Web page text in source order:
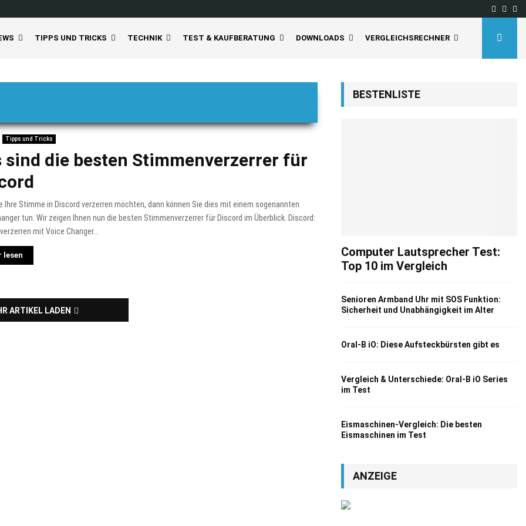
TIPPS UND TRICKS TECHNIK TEST & KAUFBERATUNG DOWNLOADS VERGLEICHSRECHNER
Tipps und Tricks
sind die besten Stimmenverzerrer für
Ihre Stimme in Discord verzerren möchten, dann können Sie dies mit einem sogenannten
tun. Wir zeigen Ihnen nun die besten Stimmenverzerrer für Discord im Überblick. Discord:
mit Voice Changer...
lesen
ARTIKEL LADEN
BESTENLISTE
Computer Lautsprecher Test:
Top 10 im Vergleich
Senioren Armband Uhr mit SOS Funktion:
Sicherheit und Unabhängigkeit im Alter
Oral-B iO: Diese Aufsteckbürsten gibt es
Vergleich & Unterschiede: Oral-B iO Series
im Test
Eismaschinen-Vergleich: Die besten
Eismaschinen im Test
ANZEIGE